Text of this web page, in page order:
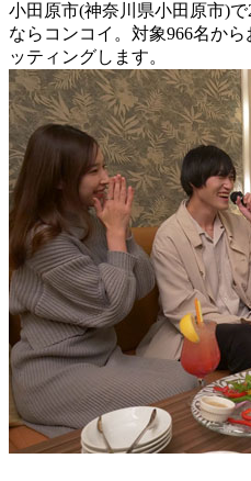
小田原市(神奈川県小田原市)
ならコンコイ。対象966名か
ッティングします。